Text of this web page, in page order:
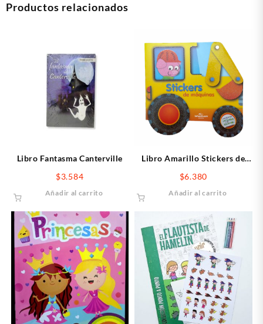
Productos relacionados
Libro Fantasma Canterville
$3.584
Añadir al carrito
Libro Amarillo Stickers de
$6.380
Añadir al carrito